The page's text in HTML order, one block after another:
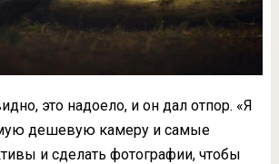
это надоело, и он дал отпор. «Я
дешевую камеру и самые
и сделать фотографии, чтобы